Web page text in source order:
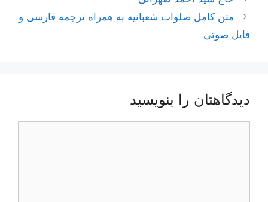
نوشته‌هامتن کامل صلوات شعبانیه به همراه ترجمه فارسی و
فایل صوتی
دیدگاهتان را بنویسید